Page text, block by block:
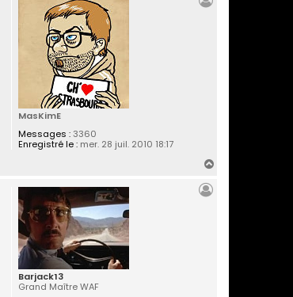
MasKimE
Messages :3360
Enregistré le :mer. 28 juil. 2010 18:17
Barjack13
Grand Maître WAF